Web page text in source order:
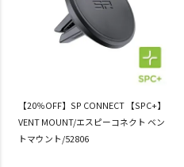
【20％OFF】SP CONNECT 【SPC+】
VENT MOUNT/エスピーコネクト ベン
トマウント/52806